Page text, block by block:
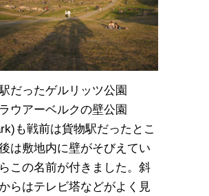
だったゲルリッツ公園
ウアーベルクの壁公園
も戦前は貨物駅だったとこ
は敷地内に壁がそびえてい
この名前が付きました。斜
らはテレビ塔などがよく見